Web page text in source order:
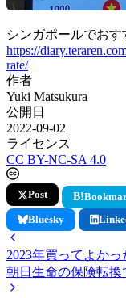
シンガポールでおす
https://
rate/
作者
Yuki Matsukura
公開日
2022-09-02
ライセンス
CC BY-NC-SA 4.0
Post B!
Bluesky
2023年買ってよか
朝日生命の保険転換